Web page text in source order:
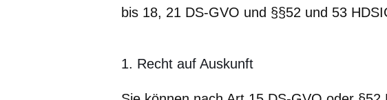
bis 18, 21 DS-GVO und §§52 und 53
1. Recht auf Auskunft